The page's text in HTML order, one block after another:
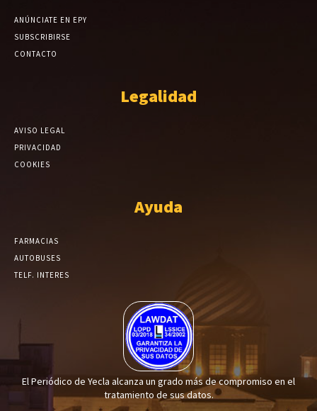
ANÚNCIATE EN EPY
SUBSCRIBIRSE
CONTACTO
Legalidad
AVISO LEGAL
PRIVACIDAD
COOKIES
Ayuda
FARMACIAS
AUTOBUSES
TELF. INTERES
El Periódico de Yecla alcanza un grado más de compromiso en el
tratamiento de sus datos.